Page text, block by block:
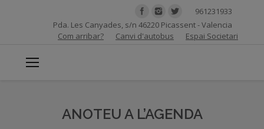
961231933
Pda. Les Canyades, s/n 46220 Picassent - Valencia
Com arribar?
Canvi d'autobus Espai Societari
ANOTEU A L’AGENDA